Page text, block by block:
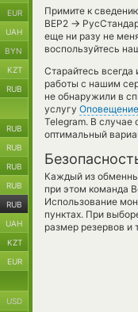
Примите к
BEP2 →
еще ни разу не
воспользуйтесь
Старайтесь всегда
работы с нашим
не обнаружили в
услугу Оповещение
Telegram. В
оптимальный
Каждый из
при этом команда
Использование
пунктах. При
размер резервов и
EUR
UAH
BYN
KZT
RUB
RUB
RUB
RUB
RUB
RUB
UAH
KZT
EUR
USD